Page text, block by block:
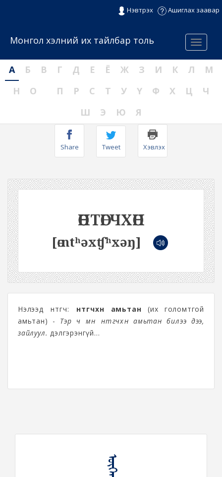
Нэвтрэх Ашиглах заавар
Menu
Монгол хэлний их тайлбар толь
А Б В Г Д Е Ё Ж З И К Л
М
Н
О П Р С Т У Ү Ф Х Ц
Ч
Ш
Э Ю Я
Share Tweet Хэвлэх
ӨӨНТӨГЧХӨН
[өːntʰəxʧʰxəŋ]
Нэлээд өөнтөгч: өөнтөгчхөн амьтан (их голомтгой
амьтан) - Тэр ч мөн өөнтөгчхөн амьтан билээ дээ,
зайлуул. дэлгэрэнгүй...